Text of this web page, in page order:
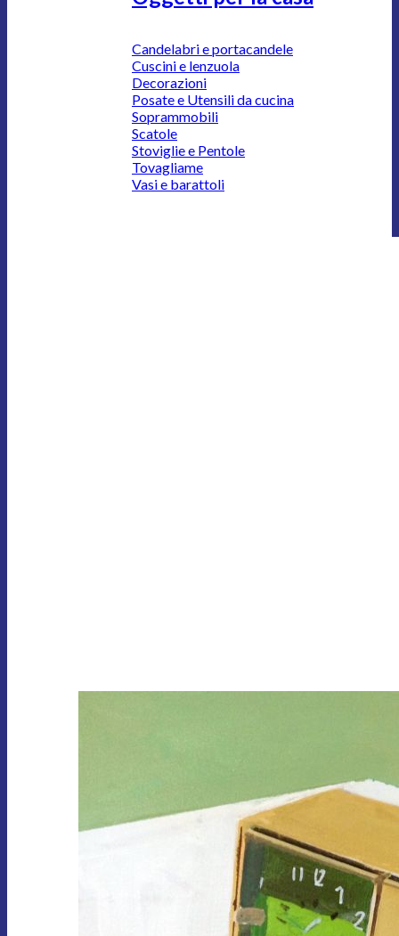
Candelabri e portacandele
Cuscini e lenzuola
Decorazioni
Posate e Utensili da cucina
Soprammobili
Scatole
Stoviglie e Pentole
Tovagliame
Vasi e barattoli